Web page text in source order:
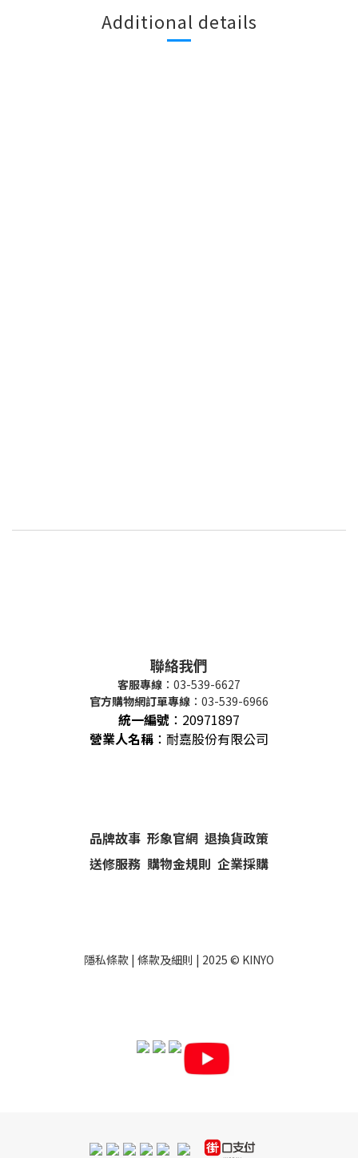
Additional details
聯絡我們
客服專線 ：03-539-6627
官方購物網訂單專線 ：03-539-6966
統一編號 ： 20971897
營業人名稱 ：耐嘉股份有限公司
品牌故事 形象官網 退換貨政策
送修服務 購物金規則 企業採購
隱私條款 | 條款及細則 | 2025 © KINYO